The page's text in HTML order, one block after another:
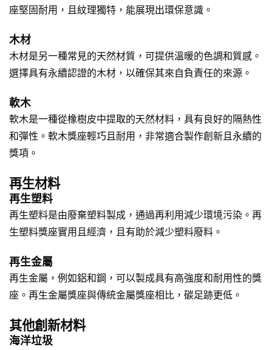
座堅固耐用，且紋理獨特，能展現出環保意識。
木材
木材是另一種常見的天然材質，可提供溫暖的色調和質感。
選擇具有永續認證的木材，以確保其來自負責任的來源。
軟木
軟木是一種從橡樹皮中提取的天然材料，具有良好的隔熱性
和彈性。軟木獎座輕巧且耐用，非常適合製作創新且永續的
獎項。
再生材料
再生塑料
再生塑料是由廢棄塑料製成，通過再利用減少環境污染。再
生塑料獎座實用且經濟，且有助於減少塑料廢料。
再生金屬
再生金屬，例如鋁和鋼，可以製成具有高強度和耐用性的獎
座。再生金屬獎座與傳統金屬獎座相比，碳足跡更低。
其他創新材料
海洋垃圾